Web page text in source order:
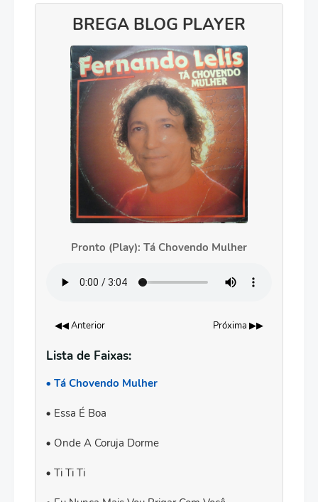
BREGA BLOG PLAYER
Pronto (Play): Tá Chovendo Mulher
◀◀ Anterior Próxima ▶▶
Lista de Faixas:
Tá Chovendo Mulher
Essa É Boa
Onde A Coruja Dorme
Ti Ti Ti